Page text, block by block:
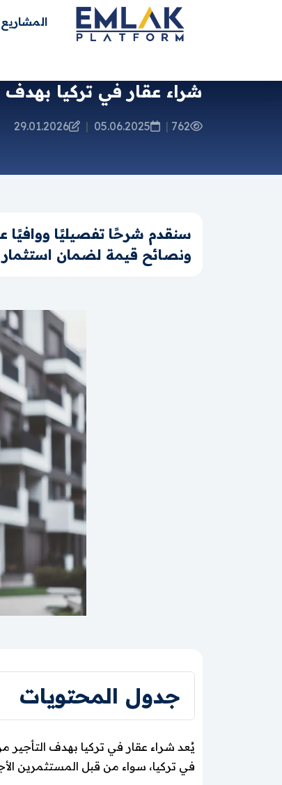
المشاريع
شراء عقار في تركيا بهدف
762
|
05.06.2025
|
29.01.2026
سنقدم شرحًا تفصيليًا ووافيًا
ونصائح قيمة لضمان استثمار
جدول المحتويات
يُعد شراء عقار في تركيا بهدف التأجير
في تركيا، سواء من قبل المستثمرين